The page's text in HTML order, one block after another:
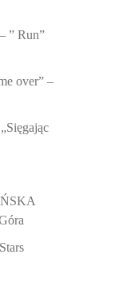
” Run”
over” –